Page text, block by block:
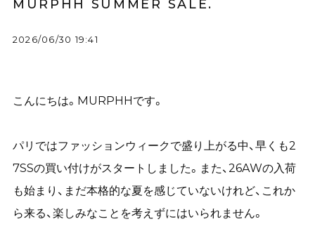
MURPHH SUMMER SALE.
2026/06/30 19:41
こんにちは。MURPHHです。
パリではファッションウィークで盛り上がる中、早くも2
7SSの買い付けがスタートしました。また、26AWの入荷
も始まり、まだ本格的な夏を感じていないけれど、これか
ら来る、楽しみなことを考えずにはいられません。